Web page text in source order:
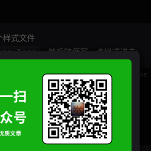
样式文件
，然后随便写一点样式进去:
less
: 12px;
color
teal;